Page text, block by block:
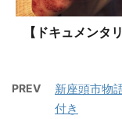
【ドキュメンタ
PREV
新座頭市物
付き